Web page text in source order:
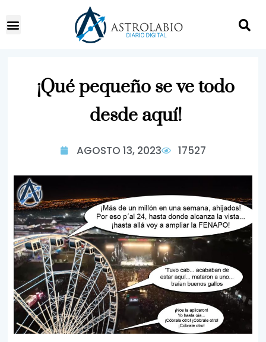
¡Qué pequeño se ve todo
desde aquí!
AGOSTO 13, 2023 17527